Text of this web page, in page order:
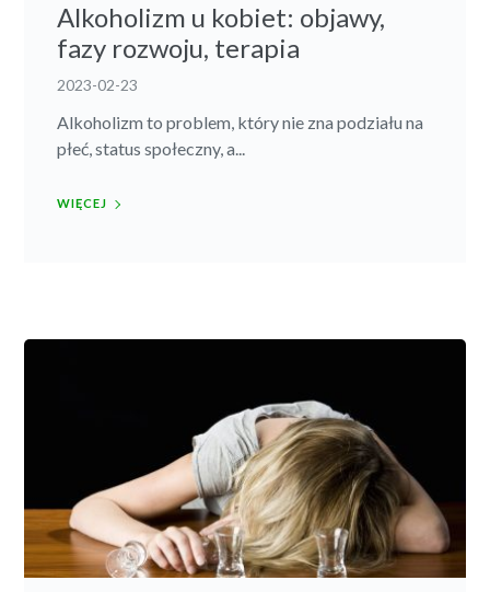
Alkoholizm u kobiet: objawy,
fazy rozwoju, terapia
2023-02-23
Alkoholizm to problem, który nie zna podziału na
płeć, status społeczny, a...
WIĘCEJ